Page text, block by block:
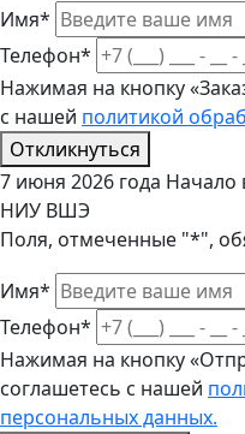
Имя*
Телефон*
Нажимая на кнопку
с нашей политикой
Откликнуться
7 июня 2026 года Начало
НИУ ВШЭ
Поля, отмеченные "*",
Имя*
Телефон*
Нажимая на кнопку
соглашетесь с нашей
персональных данных.